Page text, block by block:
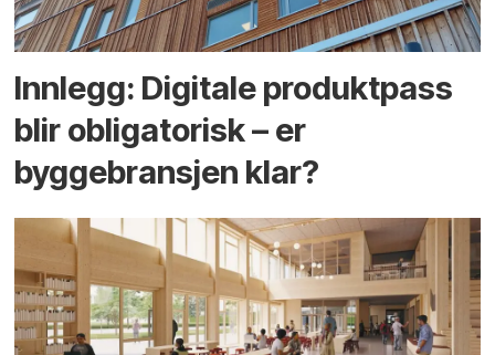
Innlegg: Digitale produktpass
blir obligatorisk – er
byggebransjen klar?